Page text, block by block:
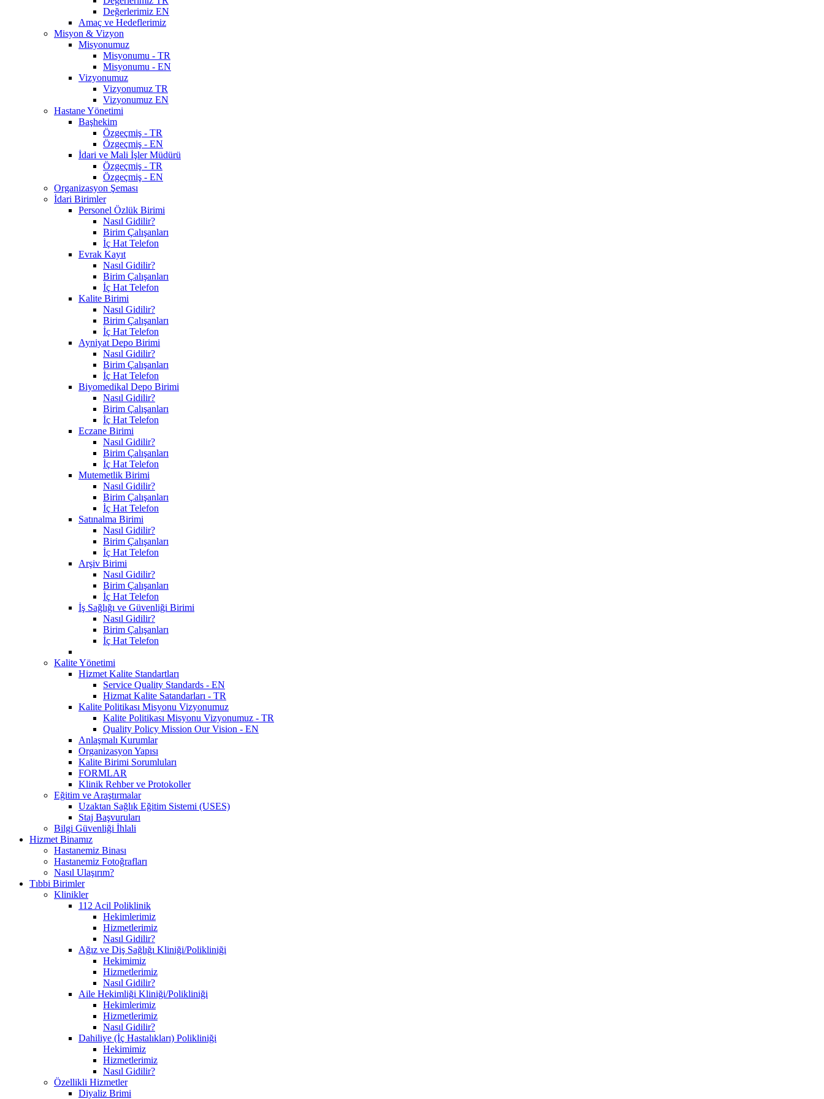
Değerlerimiz EN
Amaç ve Hedeflerimiz
Misyon & Vizyon
Misyonumuz
Misyonumu - TR
Misyonumu - EN
Vizyonumuz
Vizyonumuz TR
Vizyonumuz EN
Hastane Yönetimi
Başhekim
Özgeçmiş - TR
Özgeçmiş - EN
İdari ve Mali İşler Müdürü
Özgeçmiş - TR
Özgeçmiş - EN
Organizasyon Şeması
İdari Birimler
Personel Özlük Birimi
Nasıl Gidilir?
Birim Çalışanları
İç Hat Telefon
Evrak Kayıt
Nasıl Gidilir?
Birim Çalışanları
İç Hat Telefon
Kalite Birimi
Nasıl Gidilir?
Birim Çalışanları
İç Hat Telefon
Ayniyat Depo Birimi
Nasıl Gidilir?
Birim Çalışanları
İç Hat Telefon
Biyomedikal Depo Birimi
Nasıl Gidilir?
Birim Çalışanları
İç Hat Telefon
Eczane Birimi
Nasıl Gidilir?
Birim Çalışanları
İç Hat Telefon
Mutemetlik Birimi
Nasıl Gidilir?
Birim Çalışanları
İç Hat Telefon
Satınalma Birimi
Nasıl Gidilir?
Birim Çalışanları
İç Hat Telefon
Arşiv Birimi
Nasıl Gidilir?
Birim Çalışanları
İç Hat Telefon
İş Sağlığı ve Güvenliği Birimi
Nasıl Gidilir?
Birim Çalışanları
İç Hat Telefon
Kalite Yönetimi
Hizmet Kalite Standartları
Service Quality Standards - EN
Hizmat Kalite Satandarları - TR
Kalite Politikası Misyonu Vizyonumuz
Kalite Politikası Misyonu Vizyonumuz - TR
Quality Policy Mission Our Vision - EN
Anlaşmalı Kurumlar
Organizasyon Yapısı
Kalite Birimi Sorumluları
FORMLAR
Klinik Rehber ve Protokoller
Eğitim ve Araştırmalar
Uzaktan Sağlık Eğitim Sistemi (USES)
Staj Başvuruları
Bilgi Güvenliği İhlali
Hizmet Binamız
Hastanemiz Binası
Hastanemiz Fotoğrafları
Nasıl Ulaşırım?
Tıbbi Birimler
Klinikler
112 Acil Poliklinik
Hekimlerimiz
Hizmetlerimiz
Nasıl Gidilir?
Ağız ve Diş Sağlığı Kliniği/Polikliniği
Hekimimiz
Hizmetlerimiz
Nasıl Gidilir?
Aile Hekimliği Kliniği/Polikliniği
Hekimlerimiz
Hizmetlerimiz
Nasıl Gidilir?
Dahiliye (İç Hastalıkları) Polikliniği
Hekimimiz
Hizmetlerimiz
Nasıl Gidilir?
Özellikli Hizmetler
Diyaliz Brimi